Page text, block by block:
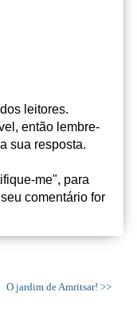
leitores.
então lembre-
sua resposta.
me", para
comentário for
O jardim de Amritsar! >>